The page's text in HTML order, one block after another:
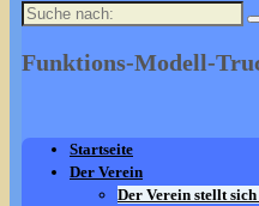
Suche
Funktions-Modell-
Startseite
Der Verein
Der Verein stellt